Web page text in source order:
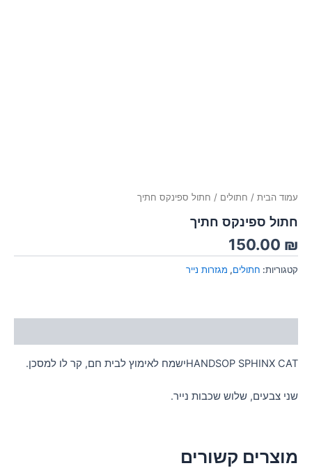
עמוד הבית / חתולים / חתול ספינקס חתיך
חתול ספינקס חתיך
150.00 ₪
קטגוריות: חתולים, מגזרות נייר
HANDSOP SPHINX CATישמח לאימוץ לבית חם, קר לו למסכן.
שני צבעים, שלוש שכבות נייר.
מוצרים קשורים